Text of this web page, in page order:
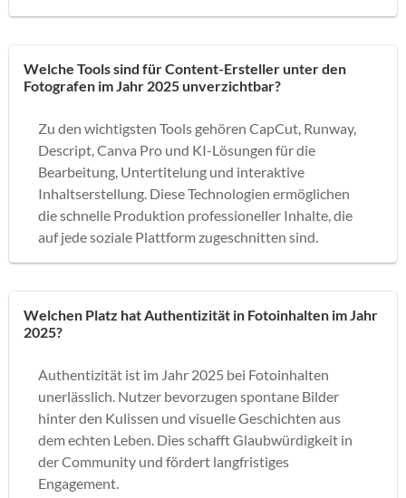
Welche Tools sind für Content-Ersteller unter den
Fotografen im Jahr 2025 unverzichtbar?
Zu den wichtigsten Tools gehören CapCut, Runway,
Descript, Canva Pro und KI-Lösungen für die
Bearbeitung, Untertitelung und interaktive
Inhaltserstellung. Diese Technologien ermöglichen
die schnelle Produktion professioneller Inhalte, die
auf jede soziale Plattform zugeschnitten sind.
Welchen Platz hat Authentizität in Fotoinhalten im Jahr
2025?
Authentizität ist im Jahr 2025 bei Fotoinhalten
unerlässlich. Nutzer bevorzugen spontane Bilder
hinter den Kulissen und visuelle Geschichten aus
dem echten Leben. Dies schafft Glaubwürdigkeit in
der Community und fördert langfristiges
Engagement.